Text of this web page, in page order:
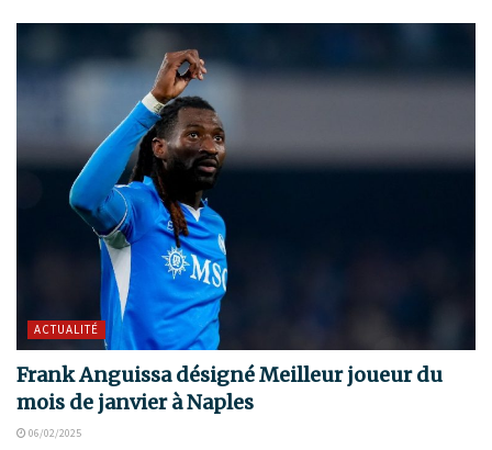
ACTUALITÉ
Frank Anguissa désigné Meilleur joueur du
mois de janvier à Naples
06/02/2025